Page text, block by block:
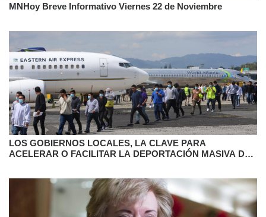
MNHoy Breve Informativo Viernes 22 de Noviembre
LOS GOBIERNOS LOCALES, LA CLAVE PARA
ACELERAR O FACILITAR LA DEPORTACIÓN MASIVA DE